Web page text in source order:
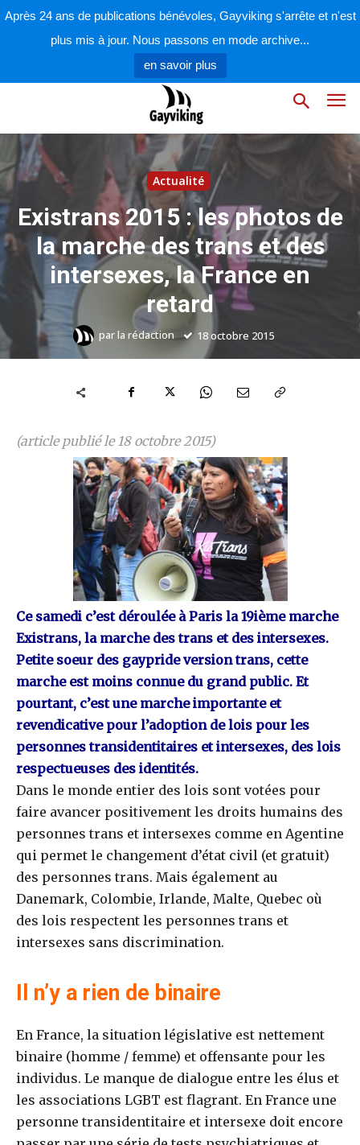
Après 24 ans de publications bénévoles, Gayviking s'arrête et n'est
plus mis à jour. Nous passons en mode archive...
en savoir plus
Actualité
Existrans 2015 : les photos de
la marche des trans et des
intersexes, la France en
retard
parla rédaction 18 octobre 2015
(article publié le 18 octobre 2015)
Ce samedi c’est déroulée à Paris la 19ième marche
Existrans, la marche des trans et des intersexes.
Petite soeur des gaypride version trans, cette
marche est moins connue du grand public. Et
pourtant, c’est une marche importante et
revendicative pour l’adoption de lois pour les
personnes transidentitaires et intersexes, des lois
respectueuses des identités.
Dans le monde entier des lois sont votées pour
faire avancer positivement les droits humains des
personnes trans et intersexes comme en Agentine
qui permet le changement d’état civil (et gratuit)
des personnes trans. Mais également au
Danemark, Colombie, Irlande, Malte, Quebec où
des lois respectent les personnes trans et
intersexes sans discrimination.
Il n’y a rien de binaire
En France, la situation législative est nettement
binaire (homme / femme) et offensante pour les
individus. Le manque de dialogue entre les élus et
les associations LGBT est flagrant. En France une
personne transidentitaire et intersexe doit encore